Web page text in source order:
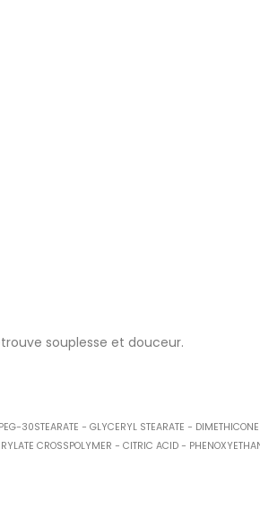
peau.
souplesse et douceur.
− GLYCERYL STEARATE − DIMETHICONE
CROSSPOLYMER − CITRIC ACID −